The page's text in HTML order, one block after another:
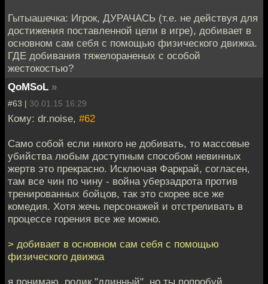
Гытыашечка: Игрок, ДУРАЧАСЬ (т.е. не действуя для
достижения поставленной цели в игре), добивает в
основном сам себя с помощью физического движка.
ГДЕ добивания тяжелораненых с особой
жестокостью?
QoMSoL »
#63 | 30.01.15 16:29
Кому: dr.noise, #62
Само собой если никого не добивать, то массовые
убийства любым доступным способом невинных
жертв это прекрасно. Исключая Фаркрай, согласен,
там все чин по чину - война уберзадрота против
тренированных бойцов, так это скорее все же
комедия. Хотя жечь персонажей и отстреливать в
процессе горения все же можно.
> добивает в основном сам себя с помощью
физического движка